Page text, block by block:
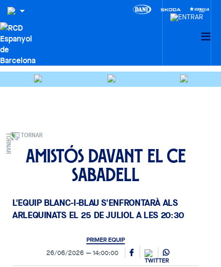
TORNAR
Amistós davant el CE
Sabadell
L'EQUIP BLANC-I-BLAU S'ENFRONTARÀ ALS
ARLEQUINATS EL 25 DE JULIOL A LES 20:30
PRIMER EQUIP
26/06/2026 14:00:00